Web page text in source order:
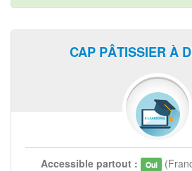
CAP PÂTISSIER À
Accessible partout : Oui